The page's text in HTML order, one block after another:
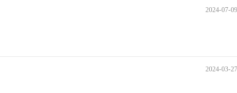
2024-07-09
2024-03-27